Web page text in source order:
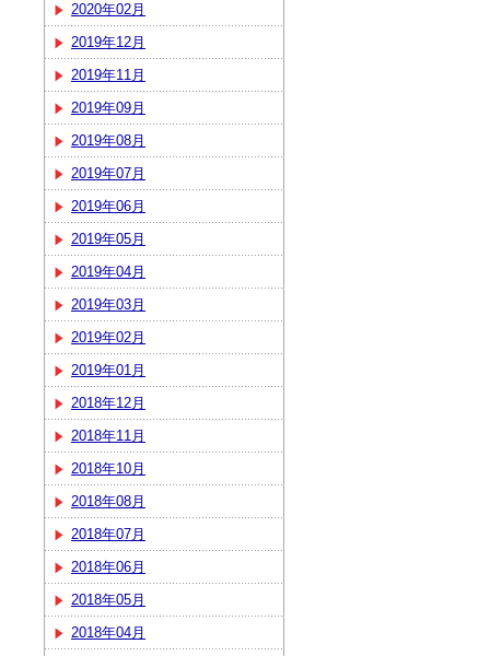
2020年02月
2019年12月
2019年11月
2019年09月
2019年08月
2019年07月
2019年06月
2019年05月
2019年04月
2019年03月
2019年02月
2019年01月
2018年12月
2018年11月
2018年10月
2018年08月
2018年07月
2018年06月
2018年05月
2018年04月